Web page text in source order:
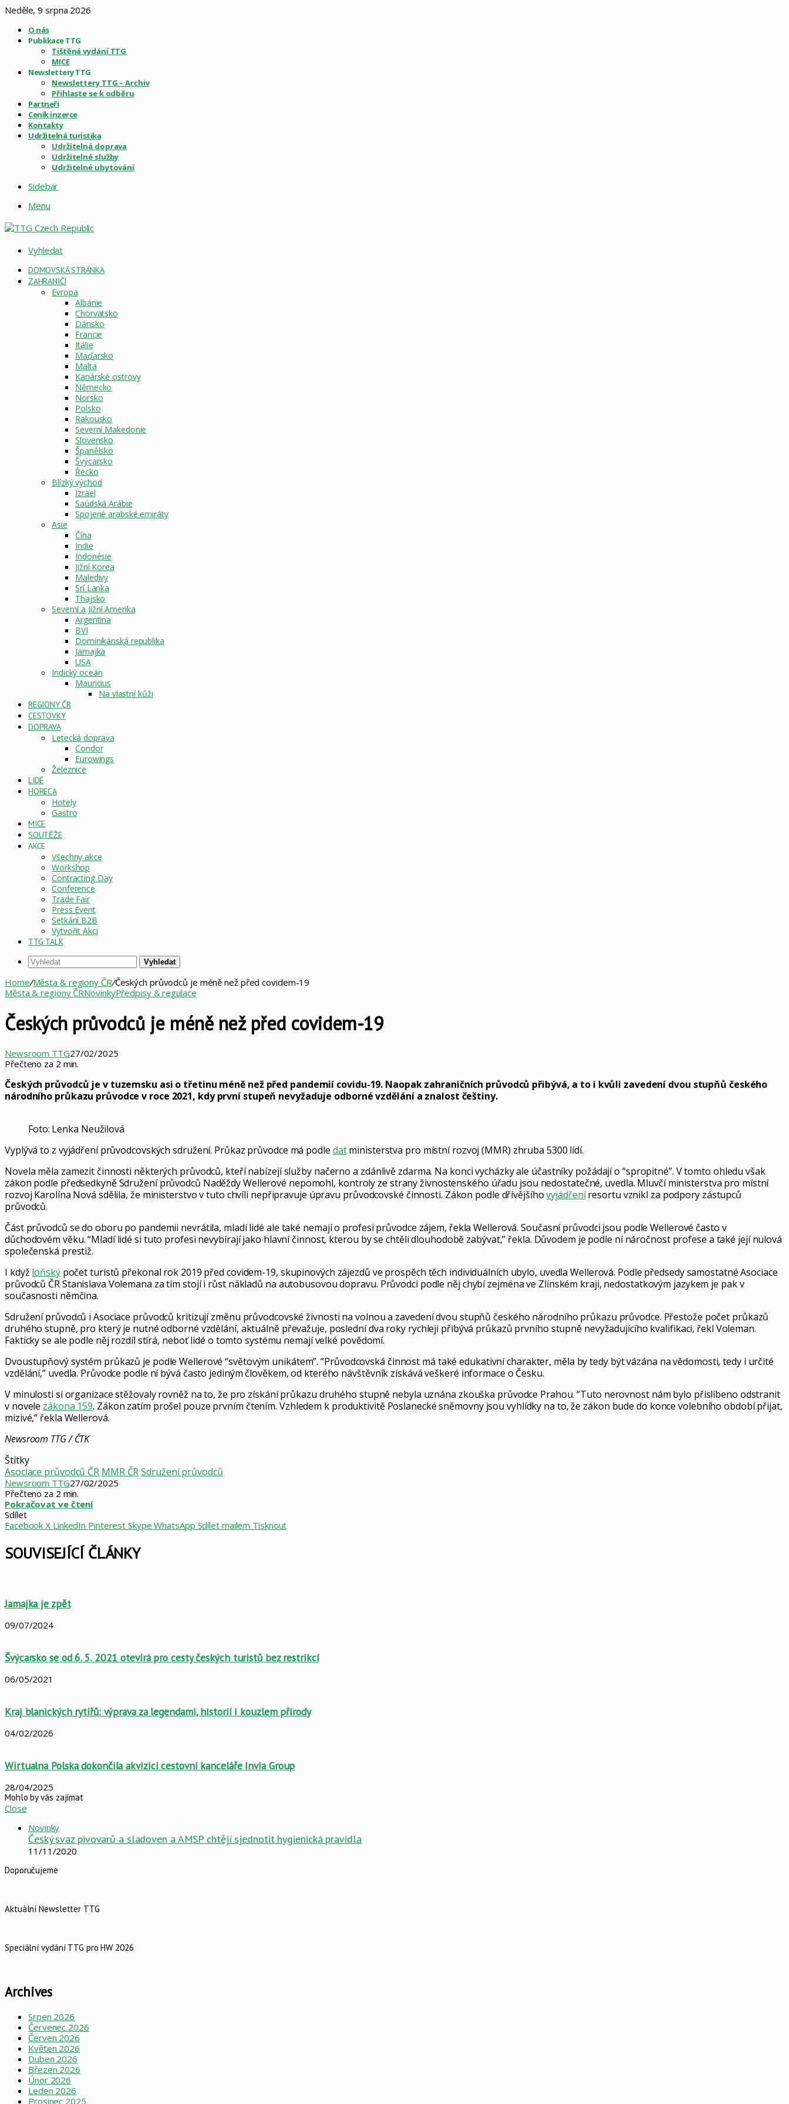
Neděle, 9 srpna 2026
O nás
Publikace TTG
Tištěná vydání TTG
MICE
Newslettery TTG
Newslettery TTG – Archiv
Přihlaste se k odběru
Partneři
Ceník inzerce
Kontakty
Udržitelná turistika
Udržitelná doprava
Udržitelné služby
Udržitelné ubytování
Sidebar
Menu
Vyhledat
DOMOVSKÁ STRÁNKA
ZAHRANIČÍ
Evropa
Albánie
Chorvatsko
Dánsko
Francie
Itálie
Maďarsko
Malta
Kanárské ostrovy
Německo
Norsko
Polsko
Rakousko
Severní Makedonie
Slovensko
Španělsko
Švýcarsko
Řecko
Blízký východ
Izrael
Saúdská Arábie
Spojené arabské emiráty
Asie
Čína
Indie
Indonésie
Jižní Korea
Maledivy
Srí Lanka
Thajsko
Severní a Jižní Amerika
Argentina
BVI
Dominikánská republika
Jamajka
USA
Indický oceán
Mauricius
Na vlastní kůži
REGIONY ČR
CESTOVKY
DOPRAVA
Letecká doprava
Condor
Eurowings
Železnice
LIDÉ
HORECA
Hotely
Gastro
MICE
SOUTĚŽE
AKCE
Všechny akce
Workshop
Contracting Day
Conference
Trade Fair
Press Event
Setkání B2B
Vytvořit Akci
TTG TALK
Vyhledat
Home/Města & regiony ČR/Českých průvodců je méně než před covidem-19
Města & regiony ČRNovinkyPředpisy & regulace
Českých průvodců je méně než před covidem-19
Newsroom TTG27/02/2025
Přečteno za 2 min.
Českých průvodců je v tuzemsku asi o třetinu méně než před pandemií covidu-19. Naopak zahraničních průvodců přibývá, a to i kvůli zavedení dvou stupňů českého
národního průkazu průvodce v roce 2021, kdy první stupeň nevyžaduje odborné vzdělání a znalost češtiny.
Foto: Lenka Neužilová
Vyplývá to z vyjádření průvodcovských sdružení. Průkaz průvodce má podle datministerstva pro místní rozvoj (MMR) zhruba 5300 lidí.
Novela měla zamezit činnosti některých průvodců, kteří nabízejí služby načerno a zdánlivě zdarma. Na konci vycházky ale účastníky požádají o “spropitné”. V tomto ohledu však
zákon podle předsedkyně Sdružení průvodců Naděždy Wellerové nepomohl, kontroly ze strany živnostenského úřadu jsou nedostatečné, uvedla. Mluvčí ministerstva pro místní
rozvoj Karolína Nová sdělila, že ministerstvo v tuto chvíli nepřipravuje úpravu průvodcovské činnosti. Zákon podle dřívějšíhovyjádřeníresortu vznikl za podpory zástupců
průvodců.
Část průvodců se do oboru po pandemii nevrátila, mladí lidé ale také nemají o profesi průvodce zájem, řekla Wellerová. Současní průvodci jsou podle Wellerové často v
důchodovém věku. “Mladí lidé si tuto profesi nevybírají jako hlavní činnost, kterou by se chtěli dlouhodobě zabývat,” řekla. Důvodem je podle ní náročnost profese a také její nulová
společenská prestiž.
I když loňskýpočet turistů překonal rok 2019 před covidem-19, skupinových zájezdů ve prospěch těch individuálních ubylo, uvedla Wellerová. Podle předsedy samostatné Asociace
průvodců ČR Stanislava Volemana za tím stojí i růst nákladů na autobusovou dopravu. Průvodci podle něj chybí zejména ve Zlínském kraji, nedostatkovým jazykem je pak v
současnosti němčina.
Sdružení průvodců i Asociace průvodců kritizují změnu průvodcovské živnosti na volnou a zavedení dvou stupňů českého národního průkazu průvodce. Přestože počet průkazů
druhého stupně, pro který je nutné odborné vzdělání, aktuálně převažuje, poslední dva roky rychleji přibývá průkazů prvního stupně nevyžadujícího kvalifikaci, řekl Voleman.
Fakticky se ale podle něj rozdíl stírá, neboť lidé o tomto systému nemají velké povědomí.
Dvoustupňový systém průkazů je podle Wellerové “světovým unikátem”. “Průvodcovská činnost má také edukativní charakter, měla by tedy být vázána na vědomosti, tedy i určité
vzdělání,” uvedla. Průvodce podle ní bývá často jediným člověkem, od kterého návštěvník získává veškeré informace o Česku.
V minulosti si organizace stěžovaly rovněž na to, že pro získání průkazu druhého stupně nebyla uznána zkouška průvodce Prahou. “Tuto nerovnost nám bylo přislíbeno odstranit
v novele zákona 159. Zákon zatím prošel pouze prvním čtením. Vzhledem k produktivitě Poslanecké sněmovny jsou vyhlídky na to, že zákon bude do konce volebního období přijat,
mizivé,” řekla Wellerová.
Newsroom TTG / ČTK
Štítky
Asociace průvodců ČR MMR ČRSdružení průvodců
Newsroom TTG27/02/2025
Přečteno za 2 min.
Pokračovat ve čtení
Sdílet
Facebook X LinkedIn Pinterest Skype WhatsApp Sdílet mailem Tisknout
SOUVISEJÍCÍ ČLÁNKY
Jamajka je zpět
09/07/2024
Švýcarsko se od 6. 5. 2021 otevírá pro cesty českých turistů bez restrikcí
06/05/2021
Kraj blanických rytířů: výprava za legendami, historií i kouzlem přírody
04/02/2026
Wirtualna Polska dokončila akvizici cestovní kanceláře Invia Group
28/04/2025
Mohlo by vás zajímat
Close
Novinky
Český svaz pivovarů a sladoven a AMSP chtějí sjednotit hygienická pravidla
11/11/2020
Doporučujeme
Aktuální Newsletter TTG
Speciální vydání TTG pro HW 2026
Archives
Srpen 2026
Červenec 2026
Červen 2026
Květen 2026
Duben 2026
Březen 2026
Únor 2026
Leden 2026
Prosinec 2025